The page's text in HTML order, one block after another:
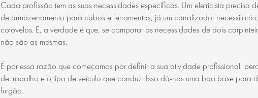
Cada profissão tem as suas necessidades específicas. Um eletricista precisa
de armazenamento para cabos e ferramentas, já um canalizador necessitará
cotovelos. E, a verdade é que, se comparar as necessidades de dois
não são as mesmas.
É por essa razão que começamos por definir a sua atividade profissional,
de trabalho e o tipo de veículo que conduz. Isso dá-nos uma boa base para
furgão.